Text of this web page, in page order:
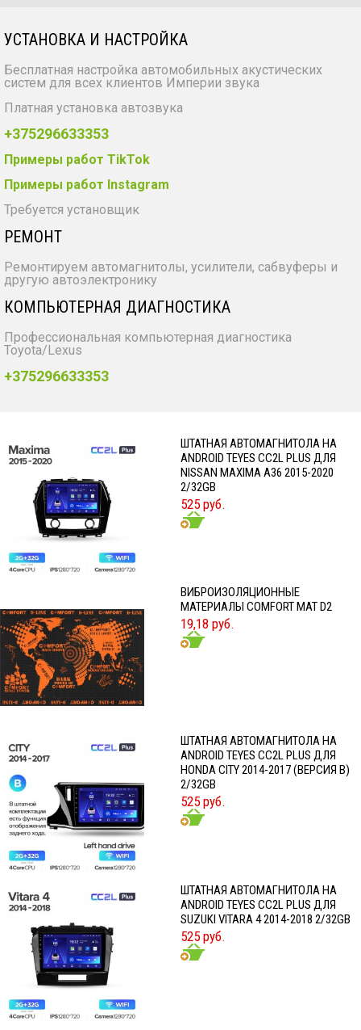
УСТАНОВКА И НАСТРОЙКА
Бесплатная настройка автомобильных акустических
систем для всех клиентов Империи звука
Платная установка автозвука
+375296633353
Примеры работ TikTok
Примеры работ Instagram
Требуется установщик
РЕМОНТ
Ремонтируем автомагнитолы, усилители, сабвуферы и
другую автоэлектронику
КОМПЬЮТЕРНАЯ ДИАГНОСТИКА
Профессиональная компьютерная диагностика
Toyota/Lexus
+375296633353
ШТАТНАЯ АВТОМАГНИТОЛА НА
ANDROID TEYES CC2L PLUS ДЛЯ
NISSAN MAXIMA A36 2015-2020
2/32GB
525 руб.
ВИБРОИЗОЛЯЦИОННЫЕ
МАТЕРИАЛЫ COMFORT MAT D2
19,18 руб.
ШТАТНАЯ АВТОМАГНИТОЛА НА
ANDROID TEYES CC2L PLUS ДЛЯ
HONDA CITY 2014-2017 (ВЕРСИЯ B)
2/32GB
525 руб.
ШТАТНАЯ АВТОМАГНИТОЛА НА
ANDROID TEYES CC2L PLUS ДЛЯ
SUZUKI VITARA 4 2014-2018 2/32GB
525 руб.